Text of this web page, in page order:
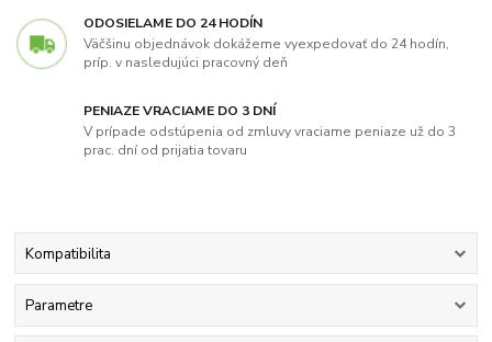
ODOSIELAME DO 24 HODÍN
Väčšinu objednávok dokážeme vyexpedovať do 24 hodín,
príp. v nasledujúci pracovný deň
PENIAZE VRACIAME DO 3 DNÍ
V prípade odstúpenia od zmluvy vraciame peniaze už do 3
prac. dní od prijatia tovaru
Kompatibilita
Parametre